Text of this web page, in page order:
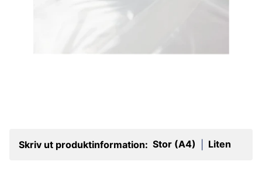
Skriv ut produktinformation: Stor (A4) Liten